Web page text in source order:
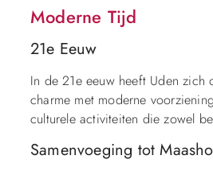
Moderne Tijd
21e Eeuw
In de 21e eeuw heeft Uden zich
charme met moderne
culturele activiteiten die zowel
Samenvoeging tot